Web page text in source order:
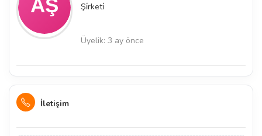
Şi̇rketi̇
Üyelik: 3 ay önce
İletişim